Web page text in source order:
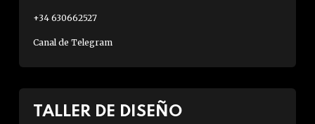
+34 630662527
Canal de Telegram
TALLER DE DISEÑO